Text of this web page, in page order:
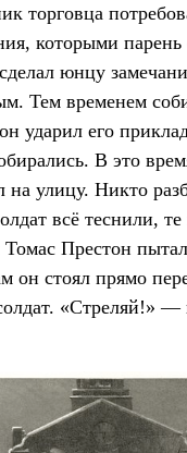
торговца
которыми
юнцу
Тем временем
ударил его
В это
улицу. Никто
всё теснили,
Престон
он стоял прямо
«Стреляй!» —